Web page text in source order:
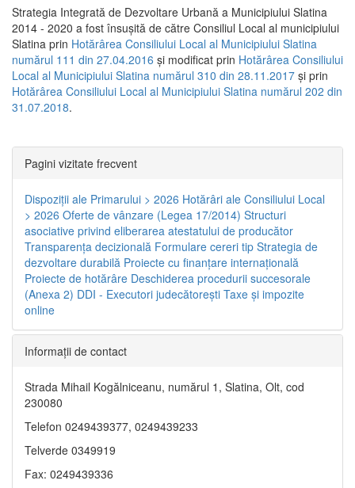
Strategia Integrată de Dezvoltare Urbană a Municipiului Slatina
2014 - 2020 a fost însuşită de către Consiliul Local al municipiului
Slatina prin Hotărârea Consiliului Local al Municipiului Slatina
numărul 111 din 27.04.2016 și modificat prin Hotărârea Consiliului
Local al Municipiului Slatina numărul 310 din 28.11.2017 și prin
Hotărârea Consiliului Local al Municipiului Slatina numărul 202 din
31.07.2018.
Pagini vizitate frecvent
Dispoziţii ale Primarului > 2026 Hotărâri ale Consiliului Local
> 2026 Oferte de vânzare (Legea 17/2014) Structuri
asociative privind eliberarea atestatului de producător
Transparenţa decizională Formulare cereri tip Strategia de
dezvoltare durabilă Proiecte cu finanţare internaţională
Proiecte de hotărâre Deschiderea procedurii succesorale
(Anexa 2) DDI - Executori judecătorești Taxe şi impozite
online
Informaţii de contact
Strada Mihail Kogălniceanu, numărul 1, Slatina, Olt, cod
230080
Telefon 0249439377, 0249439233
Telverde 0349919
Fax: 0249439336